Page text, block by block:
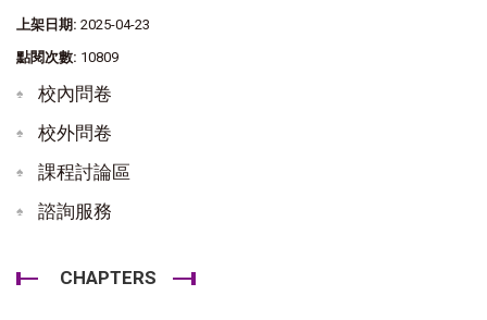
上架日期: 2025-04-23
點閱次數: 10809
校內問卷
校外問卷
課程討論區
諮詢服務
CHAPTERS